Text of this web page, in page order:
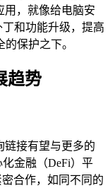
用，就像给电脑安
和功能升级，提高
保护之下。
趋势
链接有望与更多的
金融（DeFi）平
合作，如同不同的